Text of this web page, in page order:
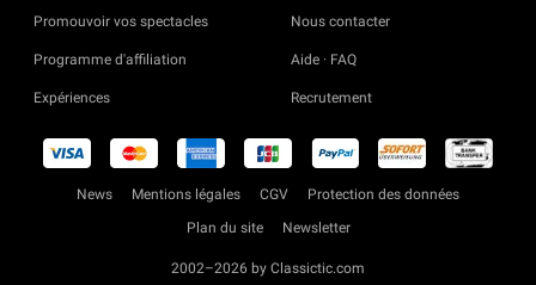
Promouvoir vos spectacles
Programme d'affiliation
Expériences
Nous contacter
Aide · FAQ
Recrutement
News Mentions légales CGV
Protection des données
Plan du site
Newsletter
2002–2026 by Classictic.com